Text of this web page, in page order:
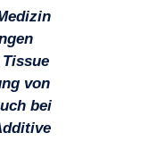
von
bei